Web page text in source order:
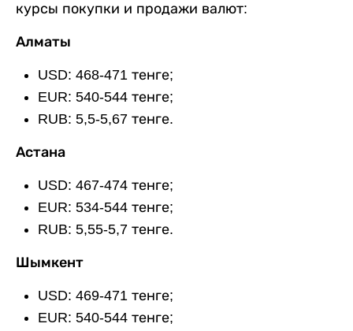
курсы покупки и продажи валют:
Алматы
USD: 468-471 тенге;
EUR: 540-544 тенге;
RUB: 5,5-5,67 тенге.
Астана
USD: 467-474 тенге;
EUR: 534-544 тенге;
RUB: 5,55-5,7 тенге.
Шымкент
USD: 469-471 тенге;
EUR: 540-544 тенге;